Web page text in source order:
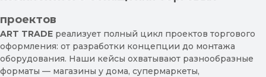
проектов
ART TRADE реализует полный цикл проектов торгового
оформления: от разработки концепции до монтажа
оборудования. Наши кейсы охватывают разнообразные
форматы — магазины у дома, супермаркеты,